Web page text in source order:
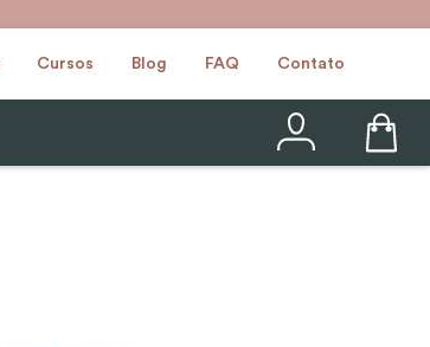
Cursos Blog FAQ Contato